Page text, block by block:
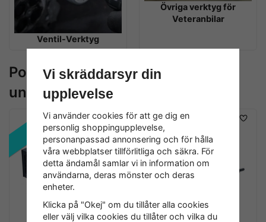
Ventil-Verktyg
Övriga verktyg för
Veteranbilar
Populära produkter i
underkategorierna
REA! REA!
Vi skräddarsyr din
upplevelse
Vi använder cookies för att ge dig en
personlig shoppingupplevelse,
personanpassad annonsering och för hålla
våra webbplatser tillförlitliga och säkra. För
detta ändamål samlar vi in information om
användarna, deras mönster och deras
enheter.
Klicka på "Okej" om du tillåter alla cookies
eller välj vilka cookies du tillåter och vilka du